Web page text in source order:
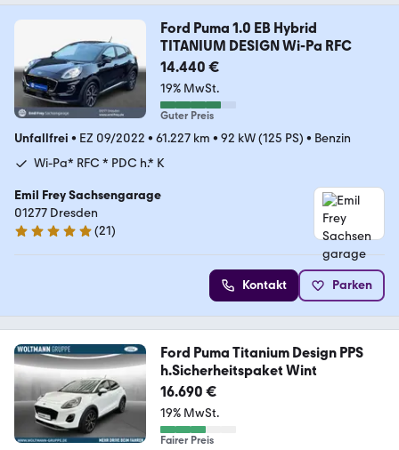
Ford Puma 1.0 EB Hybrid
TITANIUM DESIGN Wi-Pa RFC
14.440 €
19% MwSt.
Guter Preis
Unfallfrei • EZ 09/2022 • 61.227 km • 92 kW (125 PS) • Benzin
Wi-Pa* RFC * PDC h.* K
Emil Frey Sachsengarage
01277 Dresden
5 Sterne
(21)
Kontakt Parken
Ford Puma Titanium Design PPS
h.Sicherheitspaket Wint
16.690 €
19% MwSt.
Fairer Preis